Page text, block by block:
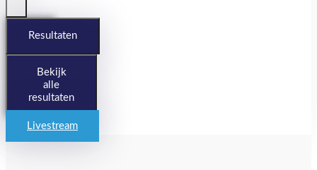
Resultaten
Bekijk
alle
resultaten
Livestream